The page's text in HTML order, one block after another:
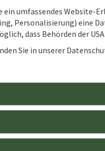
ein umfassendes Website-
Personalisierung) eine
dass Behörden der
Sie in unserer